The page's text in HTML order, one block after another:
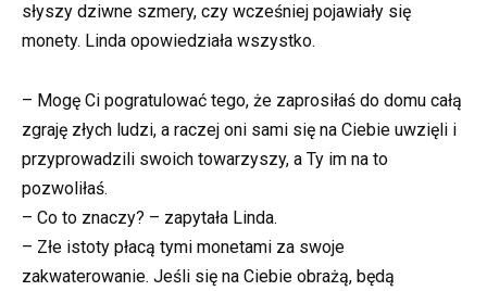
słyszy dziwne szmery, czy wcześniej pojawiały się
monety. Linda opowiedziała wszystko.
– Mogę Ci pogratulować tego, że zaprosiłaś do domu całą
zgraję złych ludzi, a raczej oni sami się na Ciebie uwzięli i
przyprowadzili swoich towarzyszy, a Ty im na to
pozwoliłaś.
– Co to znaczy? – zapytała Linda.
– Złe istoty płacą tymi monetami za swoje
zakwaterowanie. Jeśli się na Ciebie obrażą, będą